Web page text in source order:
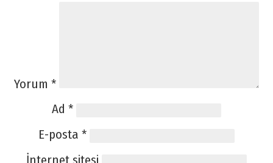
Yorum *
Ad *
E-posta *